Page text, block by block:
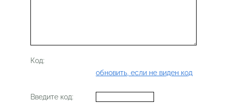
Код:
обновить, если не виден код
Введите код: